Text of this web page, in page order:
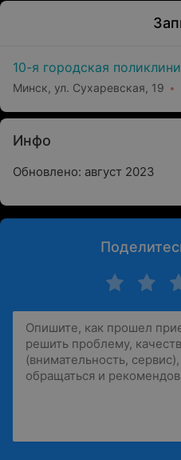
10-я городская
Минск, ул. Сухаревская, 19
Инфо
Обновлено: август 2023